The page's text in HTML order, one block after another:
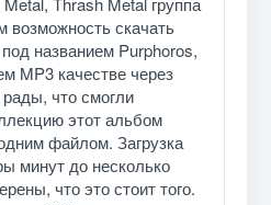
возможность скачать
названием Purphoros,
MP3 качестве через
что смогли
этот альбом
файлом. Загрузка
минут до несколько
что это стоит того.